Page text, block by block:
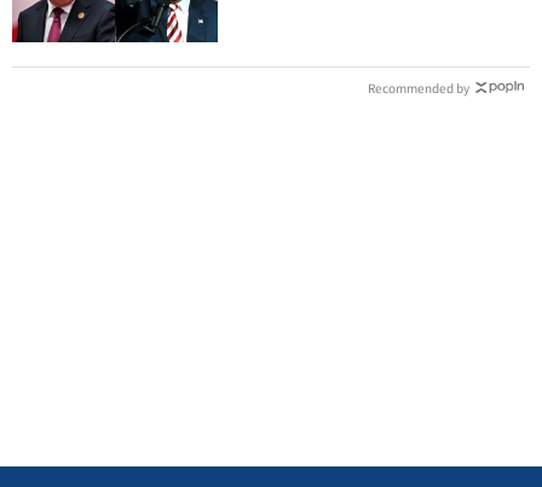
Recommended by